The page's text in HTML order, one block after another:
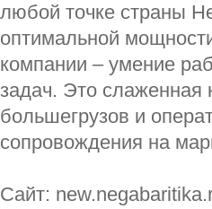
любой точке страны
оптимальной
компании – умение
задач. Это слаженная
большегрузов и
сопровождения на
Сайт: